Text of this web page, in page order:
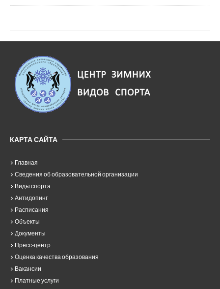
КАРТА САЙТА
Главная
Сведения об образовательной организации
Виды спорта
Антидопинг
Расписания
Объекты
Документы
Пресс-центр
Оценка качества образования
Вакансии
Платные услуги